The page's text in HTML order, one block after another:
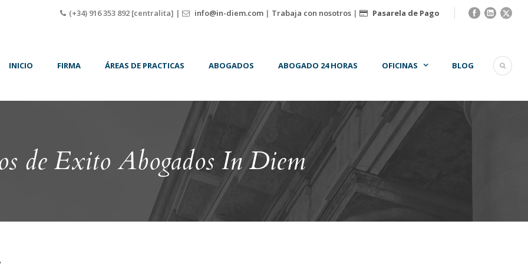
(+34) 916 353 892 [centralita] | info@in-diem.com | Trabaja con nosotros | Pasarela de Pago
INICIO FIRMA ÁREAS DE PRACTICAS ABOGADOS ABOGADO 24 HORAS OFICINAS BLOG
de Exito Abogados In Diem